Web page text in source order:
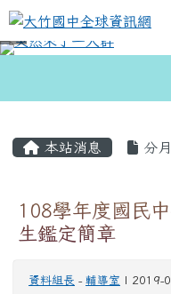
跳至主內容區
大竹國中全球
本站消息 分
108學年度國民
生鑑定簡章
資料組長 - 輔導室 | 2019-